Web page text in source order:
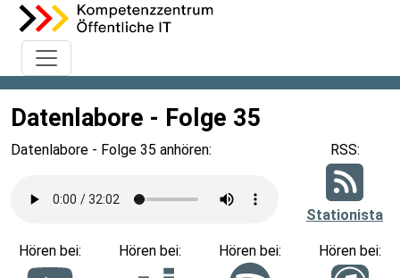
Datenlabore - Folge 35
Datenlabore - Folge 35 anhören: RSS:
Stationista
Hören bei: Hören bei: Hören bei: Hören bei: